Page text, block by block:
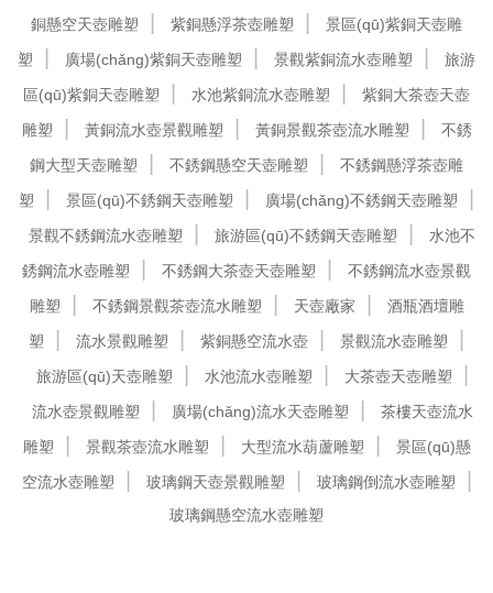
銅懸空天壺雕塑
紫銅懸浮茶壺雕塑
景區(qū)紫銅天壺雕
塑
廣場(chǎng)紫銅天壺雕塑 景觀紫銅流水壺雕塑
旅游
區(qū)紫銅天壺雕塑
水池紫銅流水壺雕塑
紫銅大茶壺天壺
雕塑
黃銅流水壺景觀雕塑 黃銅景觀茶壺流水雕塑
不銹
鋼大型天壺雕塑
不銹鋼懸空天壺雕塑
不銹鋼懸浮茶壺雕
塑
景區(qū)不銹鋼天壺雕塑
廣場(chǎng)不銹鋼天壺雕塑
景觀不銹鋼流水壺雕塑
旅游區(qū)不銹鋼天壺雕塑
水池不
銹鋼流水壺雕塑
不銹鋼大茶壺天壺雕塑
不銹鋼流水壺景觀
雕塑
不銹鋼景觀茶壺流水雕塑 天壺廠家
酒瓶酒壇雕
塑
流水景觀雕塑 紫銅懸空流水壺
景觀流水壺雕塑
旅游區(qū)天壺雕塑
水池流水壺雕塑
大茶壺天壺雕塑
流水壺景觀雕塑
廣場(chǎng)流水天壺雕塑
茶樓天壺流水
雕塑
景觀茶壺流水雕塑 大型流水葫蘆雕塑
景區(qū)懸
空流水壺雕塑
玻璃鋼天壺景觀雕塑
玻璃鋼倒流水壺雕塑
玻璃鋼懸空流水壺雕塑